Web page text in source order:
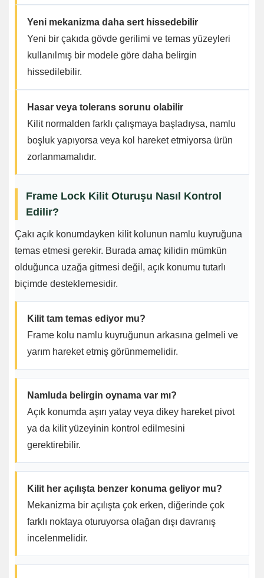
Yeni mekanizma daha sert hissedebilir
Yeni bir çakıda gövde gerilimi ve temas yüzeyleri
kullanılmış bir modele göre daha belirgin
hissedilebilir.
Hasar veya tolerans sorunu olabilir
Kilit normalden farklı çalışmaya başladıysa, namlu
boşluk yapıyorsa veya kol hareket etmiyorsa ürün
zorlanmamalıdır.
Frame Lock Kilit Oturuşu Nasıl Kontrol
Edilir?
Çakı açık konumdayken kilit kolunun namlu kuyruğuna
temas etmesi gerekir. Burada amaç kilidin mümkün
olduğunca uzağa gitmesi değil, açık konumu tutarlı
biçimde desteklemesidir.
Kilit tam temas ediyor mu?
Frame kolu namlu kuyruğunun arkasına gelmeli ve
yarım hareket etmiş görünmemelidir.
Namluda belirgin oynama var mı?
Açık konumda aşırı yatay veya dikey hareket pivot
ya da kilit yüzeyinin kontrol edilmesini
gerektirebilir.
Kilit her açılışta benzer konuma geliyor mu?
Mekanizma bir açılışta çok erken, diğerinde çok
farklı noktaya oturuyorsa olağan dışı davranış
incelenmelidir.